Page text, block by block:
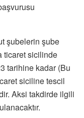
şubelerin şube
ticaret sicilinde
tarihine kadar (Bu
siciline tescil
Aksi takdirde ilgili